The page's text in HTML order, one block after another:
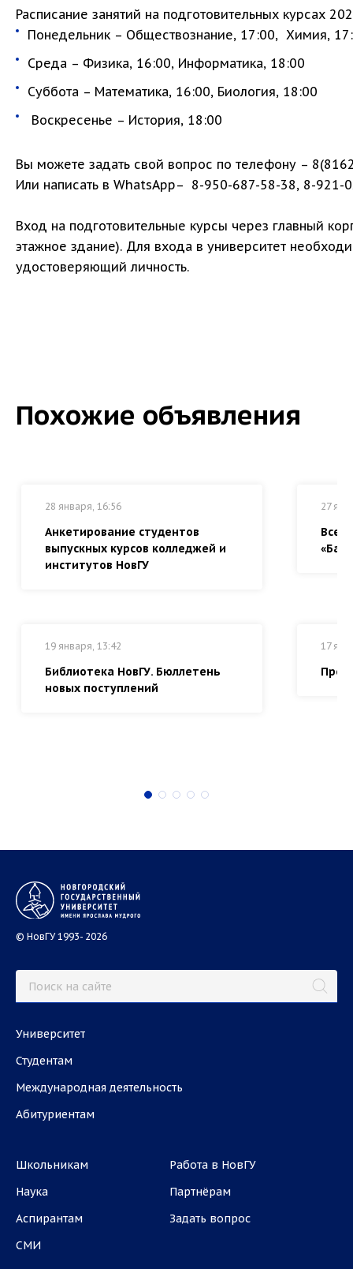
Расписание занятий на подготовительных курсах
Понедельник – Обществознание, 17:00, Химия,
Среда – Физика, 16:00, Информатика, 18:00
Суббота – Математика, 16:00, Биология, 18:00
Воскресенье – История, 18:00
Вы можете задать свой вопрос по телефону –
Или написать в WhatsApp– 8-950-687-58-38, 8-921-
Вход на подготовительные курсы через главный
этажное здание). Для входа в университет
удостоверяющий личность.
Похожие объявления
28 января, 16:56
Анкетирование студентов
выпускных курсов колледжей и
институтов НовГУ
27
19 января, 13:42
Библиотека НовГУ. Бюллетень
новых поступлений
17
© НовГУ 1993- 2026
Университет
Студентам
Международная деятельность
Абитуриентам
Школьникам
Наука
Аспирантам
СМИ
Работа в НовГУ
Партнёрам
Задать вопрос